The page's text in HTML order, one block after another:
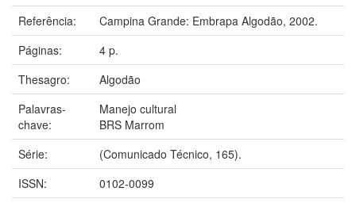
Referência:
Campina Grande: Embrapa Algodão, 2002.
Páginas:
4 p.
Thesagro:
Algodão
Palavras-
chave:
Manejo cultural
BRS Marrom
Série:
(Comunicado Técnico, 165).
ISSN:
0102-0099